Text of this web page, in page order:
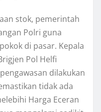
stok, pemerintah
Polri guna
di pasar. Kepala
Pol Helfi
dilakukan
tidak ada
Harga Eceran